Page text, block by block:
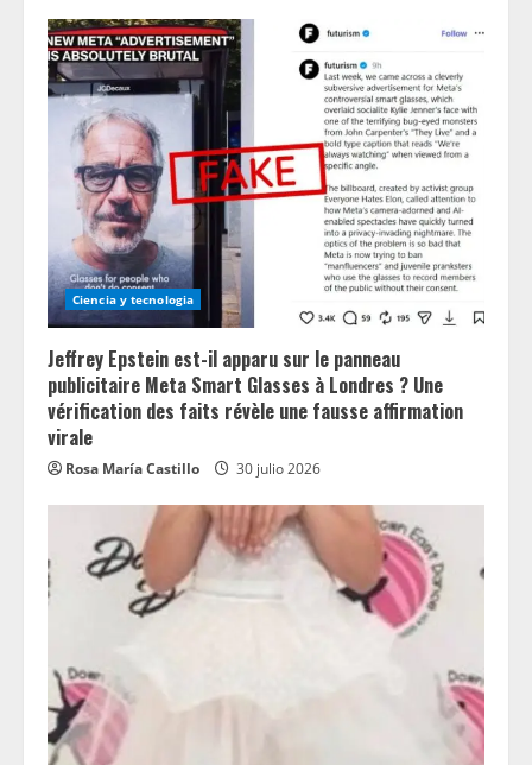
Ciencia y tecnologia
Jeffrey Epstein est-il apparu sur le panneau
publicitaire Meta Smart Glasses à Londres ? Une
vérification des faits révèle une fausse affirmation
virale
Rosa María Castillo 30 julio 2026